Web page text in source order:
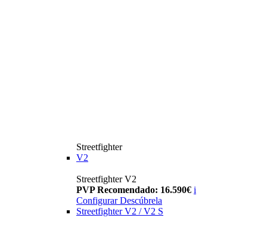
Streetfighter
V2
Streetfighter V2
PVP Recomendado: 16.590€ i
Configurar Descúbrela
Streetfighter V2 / V2 S